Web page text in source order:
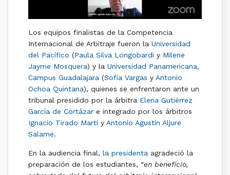
Los equipos finalistas de la Competencia
Internacional de Arbitraje fueron la Universidad
del Pacífico (Paula Silva Longobardi y Milene
Jayme Mosquera) y la Universidad Panamericana,
Campus Guadalajara (Sofía Vargas y Antonio
Ochoa Quintana), quienes se enfrentaron ante un
tribunal presidido por la árbitra Elena Gutiérrez
García de Cortázare integrado por los árbitros
Ignacio Tirado Martíy Antonio Agustín Aljure
Salame.
En la audiencia final, la presidenta agradeció la
preparación de los estudiantes, “en beneficio,